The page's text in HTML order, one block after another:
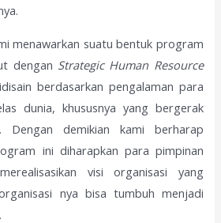
menawarkan suatu bentuk program
dengan Strategic Human Resource
berdasarkan pengalaman para
dunia, khususnya yang bergerak
Dengan demikian kami berharap
ini diharapkan para pimpinan
visi organisasi yang
nya bisa tumbuh menjadi